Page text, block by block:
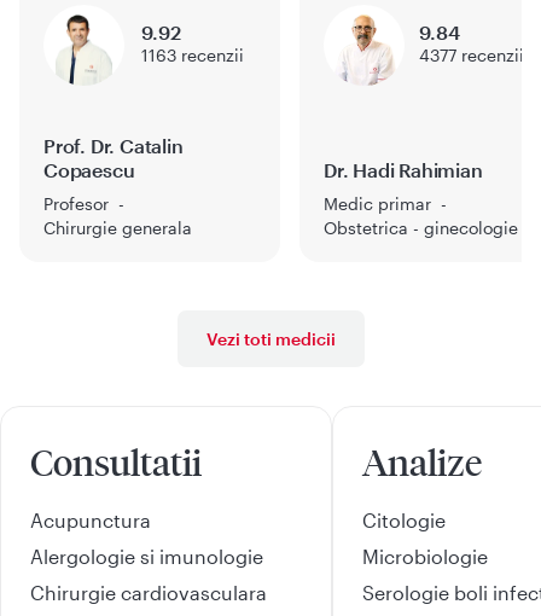
Prof. Dr. Catalin
Copaescu
Profesor
Chirurgie generala
9.92
1163 recenzii
Dr. Hadi Rahimian
Medic primar
Obstetrica - ginecologie
9.84
4377 recenzii
Vezi toti medicii
Consultatii
Acupunctura
Alergologie si imunologie
Chirurgie cardiovasculara
Analize
Citologie
Microbiologie
Serologie boli